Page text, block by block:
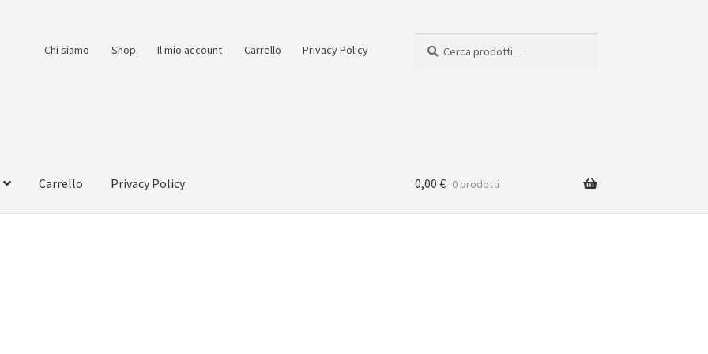
Chi siamo Shop Il mio account Carrello Privacy Policy
Carrello Privacy Policy 0,00 € 0 prodotti